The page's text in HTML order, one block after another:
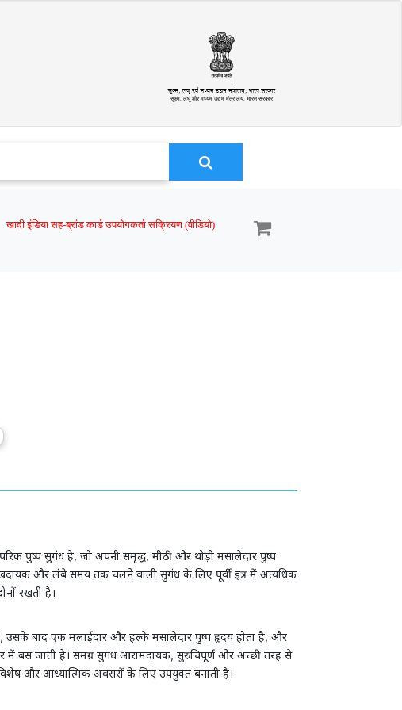
सूक्ष्म, लघु और मध्यम उद्यम मंत्रालय, भारत सरकार
खादी इंडिया सह-ब्रांड कार्ड उपयोगकर्ता सक्रियण (वीडियो)
पुष्प सुगंध है, जो अपनी समृद्ध, मीठी और थोड़ी मसालेदार पुष्प
और लंबे समय तक चलने वाली सुगंध के लिए पूर्वी इत्र में अत्यधिक
रखती है।
उसके बाद एक मलाईदार और हल्के मसालेदार पुष्प हृदय होता है, और
में बस जाती है। समग्र सुगंध आरामदायक, सुरुचिपूर्ण और अच्छी तरह से
और आध्यात्मिक अवसरों के लिए उपयुक्त बनाती है।